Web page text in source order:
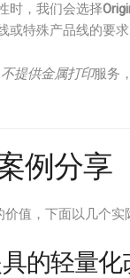
时，我们会选择
特殊产品线的要求
不提供金属打印服务
例分享
值，下面以几个实
的轻量化